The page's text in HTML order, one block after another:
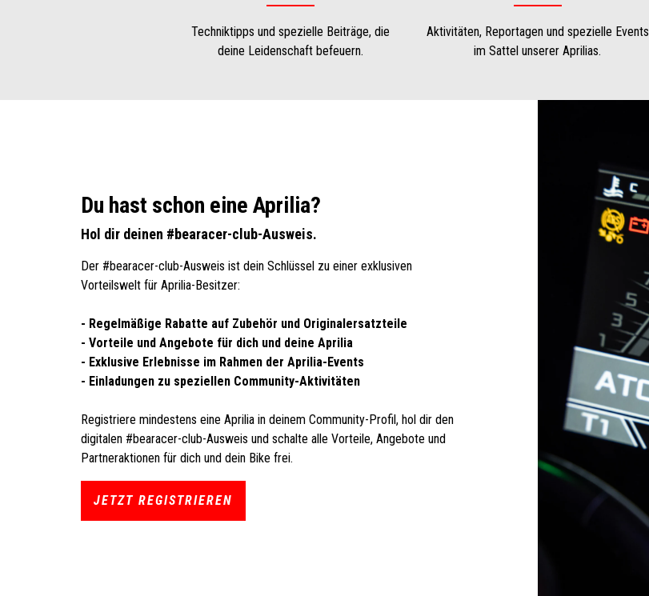
Techniktipps und spezielle Beiträge, die
deine Leidenschaft befeuern.
Aktivitäten, Reportagen und spezielle Events
im Sattel unserer Aprilias.
Du hast schon eine Aprilia?
Hol dir deinen #bearacer-club-Ausweis.
Der #bearacer-club-Ausweis ist dein Schlüssel zu einer exklusiven
Vorteilswelt für Aprilia-Besitzer:
- Regelmäßige Rabatte auf Zubehör und Originalersatzteile
- Vorteile und Angebote für dich und deine Aprilia
- Exklusive Erlebnisse im Rahmen der Aprilia-Events
- Einladungen zu speziellen Community-Aktivitäten
Registriere mindestens eine Aprilia in deinem Community-Profil, hol dir den
digitalen #bearacer-club-Ausweis und schalte alle Vorteile, Angebote und
Partneraktionen für dich und dein Bike frei.
JETZT REGISTRIEREN